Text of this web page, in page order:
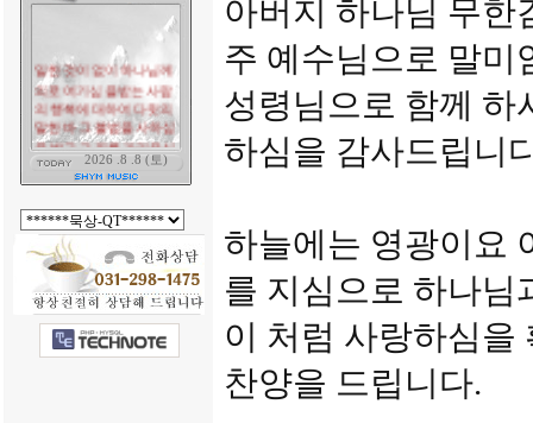
아버지 하나님 무한
주 예수님으로 말미
성령님으로 함께 하
하심을 감사드립니
하늘에는 영광이요
를 지심으로 하나님
이 처럼 사랑하심을
찬양을 드립니다.